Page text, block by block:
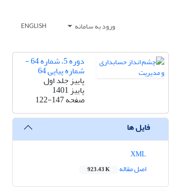
ورود به سامانه ENGLISH
دوره 5، شماره 64 -
شماره پیاپی 64
پاییز جلد اول
پاییز 1401
صفحه122-147
فایل ها
اصل مقاله
923.43 K